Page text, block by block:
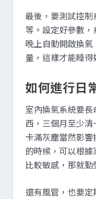
最後，要測試控
等。設定好參數
晚上自動開啟換
量，這樣才能睡得
如何進行日
室內換氣系統要
西，三個月至少清
卡滿灰塵當然影
的時候，可以根
比較敏感，那就勤
還有風管，也要